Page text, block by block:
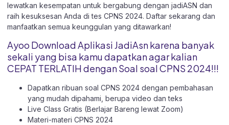
lewatkan kesempatan untuk bergabung dengan jadiASN dan
raih kesuksesan Anda di tes CPNS 2024. Daftar sekarang dan
manfaatkan semua keunggulan yang ditawarkan!
Ayoo Download Aplikasi JadiAsn karena banyak
sekali yang bisa kamu dapatkan agar kalian
CEPAT TERLATIH dengan Soal soal CPNS 2024!!!
Dapatkan ribuan soal CPNS 2024 dengan pembahasan
yang mudah dipahami, berupa video dan teks
Live Class Gratis (Berlajar Bareng lewat Zoom)
Materi-materi CPNS 2024